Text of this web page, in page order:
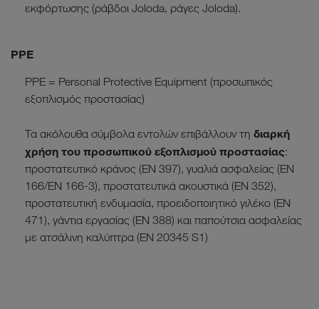
εκφόρτωσης (ράβδοι Joloda, ράγες Joloda).
PPE
PPE = Personal Protective Equipment (προσωπικός
εξοπλισμός προστασίας)
Τα ακόλουθα σύμβολα εντολών επιβάλλουν τη διαρκή
χρήση του προσωπικού εξοπλισμού προστασίας:
προστατευτικό κράνος (EN 397), γυαλιά ασφαλείας (EN
166/EN 166-3), προστατευτικά ακουστικά (EN 352),
προστατευτική ενδυμασία, προειδοποιητικό γιλέκο (EN
471), γάντια εργασίας (EN 388) και παπούτσια ασφαλείας
με ατσάλινη καλύπτρα (EN 20345 S1)